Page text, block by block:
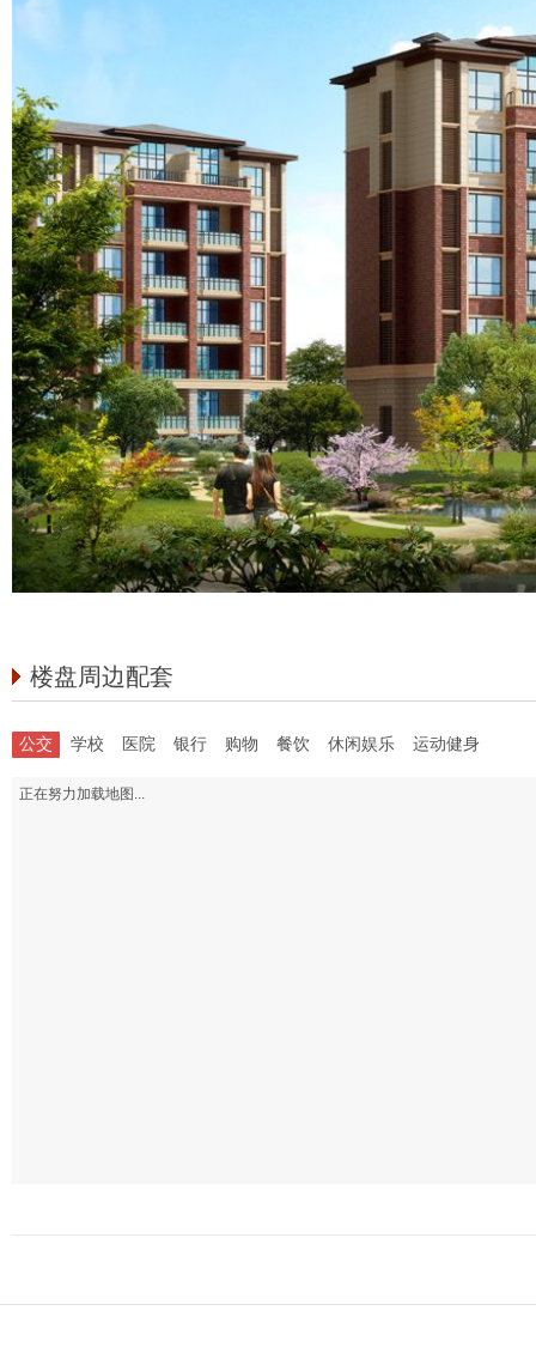
楼盘周边配套
公交 学校 医院 银行 购物 餐饮 休闲娱乐 运动健身
正在努力加载地图...